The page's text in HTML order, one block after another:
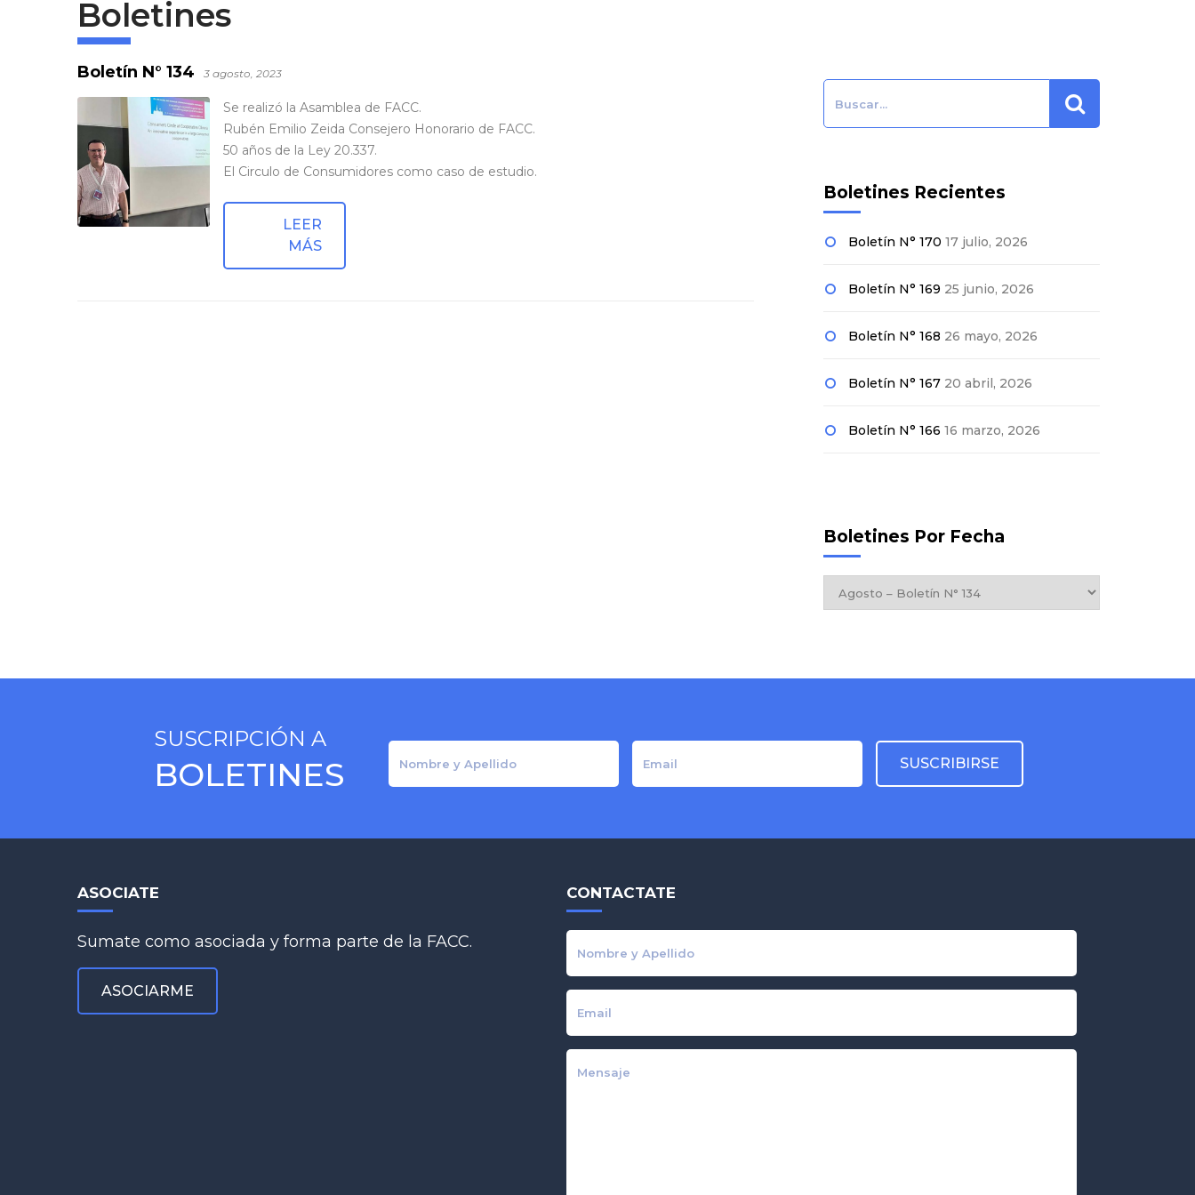
Boletines
Boletín N° 134 3 agosto, 2023
Se realizó la Asamblea de FACC.
Rubén Emilio Zeida Consejero Honorario de FACC.
50 años de la Ley 20.337.
El Circulo de Consumidores como caso de estudio.
LEER
MÁS
Boletines Recientes
Boletín N° 170 17 julio, 2026
Boletín N° 169 25 junio, 2026
Boletín N° 168 26 mayo, 2026
Boletín N° 167 20 abril, 2026
Boletín N° 166 16 marzo, 2026
Boletines Por Fecha
por
SUSCRIPCIÓN A
BOLETINES
ASOCIATE
Sumate como asociada y forma parte de la FACC.
ASOCIARME
CONTACTATE